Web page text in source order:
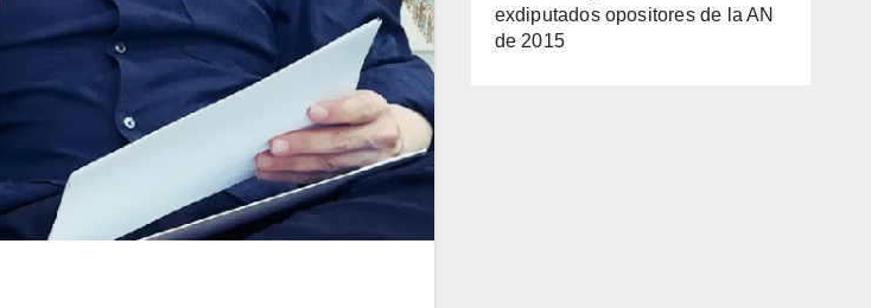
exdiputados opositores de la AN
de 2015